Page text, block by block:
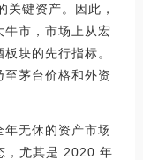
键资产。因此，
牛市，市场上从宏
块的先行指标。
茅台价格和外资
无休的资产市场
，尤其是 2020 年